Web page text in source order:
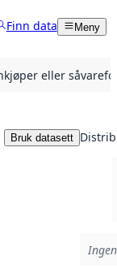
Finn data Meny
eller
Bruk datasett